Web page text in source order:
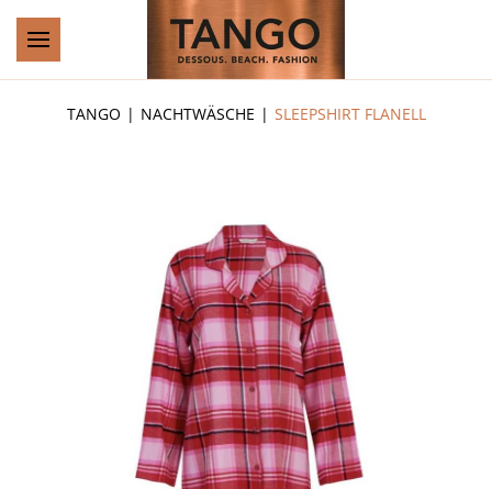
Zum Hauptinhalt springen
TANGO NACHTWÄSCHE SLEEPSHIRT FLANELL